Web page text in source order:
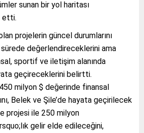
sunan bir yol haritası
etti.
projelerin güncel durumlarını
değerlendireceklerini ama
sportif ve iletişim alanında
geçireceklerini belirtti.
milyon $ değerinde finansal
Belek ve Şile’de hayata geçirilecek
projesi ile 250 milyon
gelir elde edileceğini,